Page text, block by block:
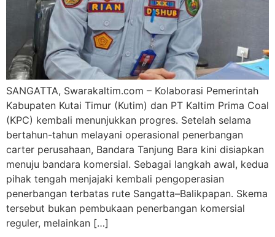
SANGATTA, Swarakaltim.com – Kolaborasi Pemerintah
Kabupaten Kutai Timur (Kutim) dan PT Kaltim Prima Coal
(KPC) kembali menunjukkan progres. Setelah selama
bertahun-tahun melayani operasional penerbangan
carter perusahaan, Bandara Tanjung Bara kini disiapkan
menuju bandara komersial. Sebagai langkah awal, kedua
pihak tengah menjajaki kembali pengoperasian
penerbangan terbatas rute Sangatta–Balikpapan. Skema
tersebut bukan pembukaan penerbangan komersial
reguler, melainkan […]